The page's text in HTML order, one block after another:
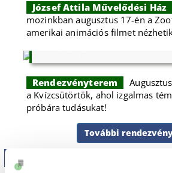
József Attila Művelődési Ház
mozinkban augusztus 17-én a
amerikai animációs filmet
Rendezvényterem
a Kvízcsütörtök, ahol izgalmas
próbára tudásukat!
További
Rendezvény beszámolók